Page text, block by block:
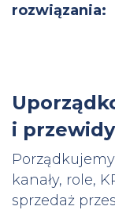
rozwiązania:
i
kanały, role,
sprzedaż